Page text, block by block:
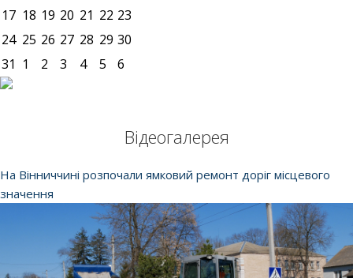
17 18 19 20 21 22 23
24 25 26 27 28 29 30
31 1 2 3 4 5 6
Відеогалерея
На Вінниччині розпочали ямковий ремонт доріг місцевого
значення